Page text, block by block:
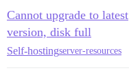
Cannot upgrade to latest
version, disk full
Self-hostingserver-resources